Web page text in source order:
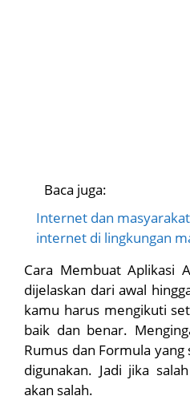
Baca juga:
Internet dan
internet di lingkungan
Cara Membuat Aplikasi
dijelaskan dari awal
kamu harus mengikuti
baik dan benar.
Rumus dan Formula
digunakan. Jadi jika
akan salah.